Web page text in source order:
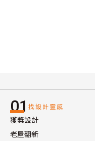
01 找設計靈感
獲獎設計
老屋翻新